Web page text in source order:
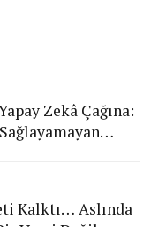
Zekâ Çağına:
Kalktı… Aslında